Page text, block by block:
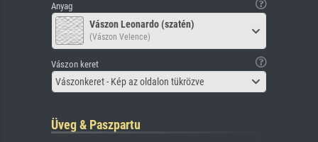
Anyag
Vászon Leonardo (szatén)
(Vászon Velence)
Vászon keret
Vászonkeret - Kép az oldalon tükrözve
Üveg & Paszpartu